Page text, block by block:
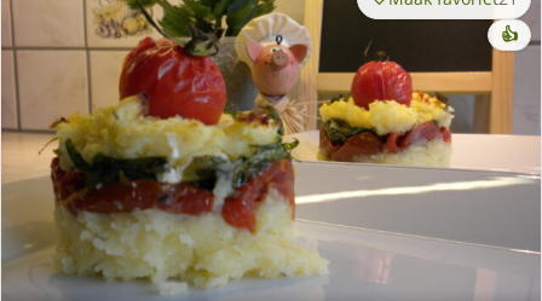
👍